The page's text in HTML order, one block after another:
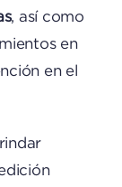
, así como
en
en el